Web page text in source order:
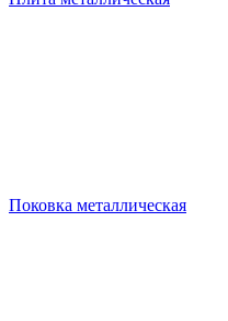
Поковка металлическая